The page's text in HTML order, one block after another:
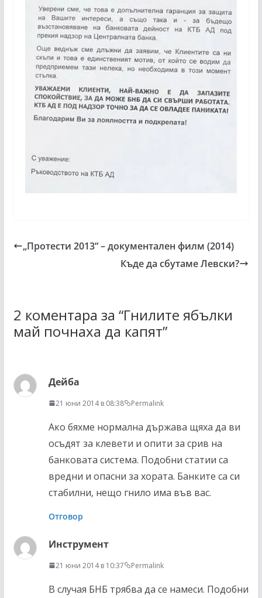
„Протести 2013“ – документален филм (2014)
Къде да сбутаме Левски?
2 коментара за “Гнилите ябълки
май почнаха да капят”
Дейба
21 юни 2014 в 08:38 Permalink
Ако бяхме нормална държава щяха да ви
осъдят за клевети и опити за срив на
банковата система. Подобни статии са
вредни и опасни за хората. Банките са си
стабилни, нещо гнило има във вас.
Отговор
Инструмент
21 юни 2014 в 10:37 Permalink
В случая БНБ трябва да се намеси. Подобни